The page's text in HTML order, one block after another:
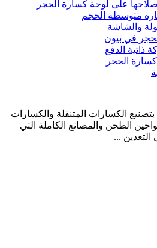
على لوحة كسارة الحجر
متوسطة الحجم
والشاشة
في بيون
ذاتية الدفع
الحجر
الكسارات المتنقلة والكسارات
الطحن والمصانع الكاملة التي
...